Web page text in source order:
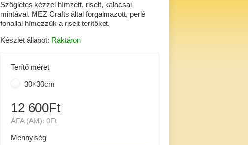
Szögletes kézzel hímzett, riselt, kalocsai
mintával. MEZ Crafts által forgalmazott, perlé
fonallal hímezzük a riselt terítőket.
Készlet állapot: Raktáron
Terítő méret
30×30cm
12 600Ft
ÁFA (AM): 0Ft
Mennyiség